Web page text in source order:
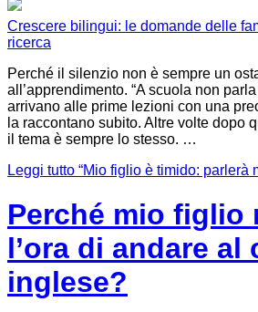
Crescere bilingui: le domande delle
ricerca
Perché il silenzio non è sempre un
all’apprendimento. “A scuola non
arrivano alle prime lezioni con una
la raccontano subito. Altre volte dopo
il tema è sempre lo stesso. …
Leggi tutto “Mio figlio è timido: parlerà
Perché mio figlio
l’ora di andare al
inglese?